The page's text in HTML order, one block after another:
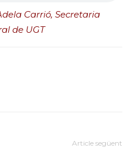
Carrió, Secretaria
de UGT
Article següent